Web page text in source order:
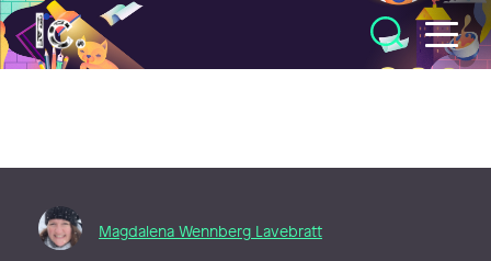
Illustratörcentrum
Magdalena Wennberg Lavebratt